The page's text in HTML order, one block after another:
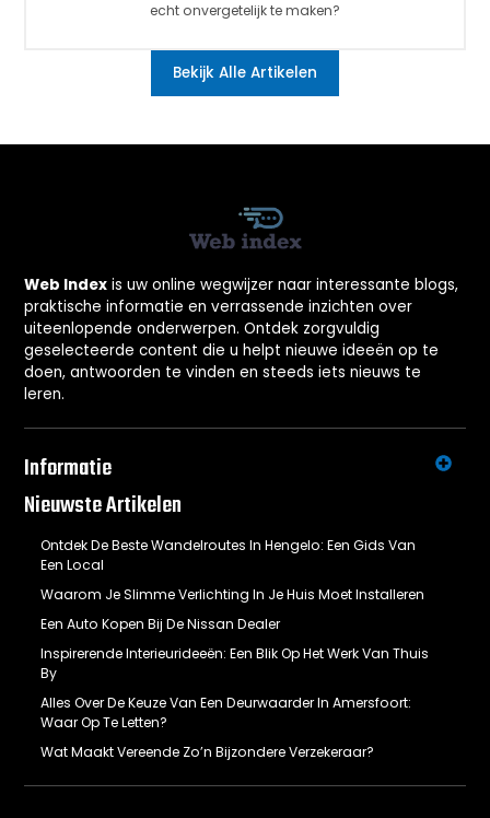
echt onvergetelijk te maken?
Bekijk Alle Artikelen
Web Index is uw online wegwijzer naar interessante blogs,
praktische informatie en verrassende inzichten over
uiteenlopende onderwerpen. Ontdek zorgvuldig
geselecteerde content die u helpt nieuwe ideeën op te
doen, antwoorden te vinden en steeds iets nieuws te
leren.
Informatie
Nieuwste Artikelen
Ontdek De Beste Wandelroutes In Hengelo: Een Gids Van
Een Local
Waarom Je Slimme Verlichting In Je Huis Moet Installeren
Een Auto Kopen Bij De Nissan Dealer
Inspirerende Interieurideeën: Een Blik Op Het Werk Van Thuis
By
Alles Over De Keuze Van Een Deurwaarder In Amersfoort:
Waar Op Te Letten?
Wat Maakt Vereende Zo’n Bijzondere Verzekeraar?